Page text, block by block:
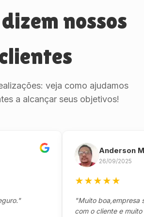
nossos
veja como ajudamos
a alcançar seus objetivos!
Anderson
26/09/2025
★★★
"Muito boa,empresa séria
com o cliente e muito